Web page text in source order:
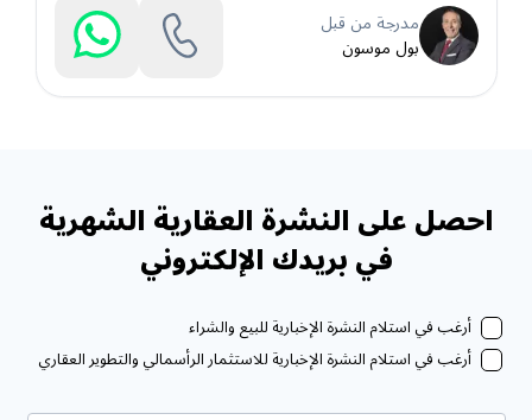
مدرجة من قبل
بول موسون
احصل على النشرة العقارية الشهرية
في بريدك الإلكتروني
أرغب في استلام النشرة الإخبارية للبيع والشراء
أرغب في استلام النشرة الإخبارية للاستثمار الرأسمالي والتطوير العقاري